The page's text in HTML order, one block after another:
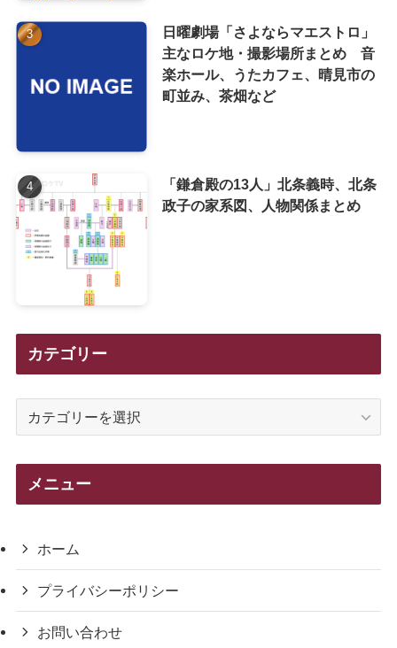
日曜劇場「さよならマエストロ」
主なロケ地・撮影場所まとめ 音
楽ホール、うたカフェ、晴見市の
町並み、茶畑など
「鎌倉殿の13人」北条義時、北条
政子の家系図、人物関係まとめ
カテゴリー
メニュー
ホーム
プライバシーポリシー
お問い合わせ